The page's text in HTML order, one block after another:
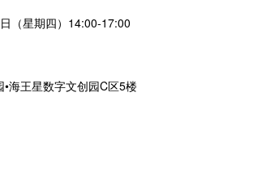
（星期四）14:00-17:00
海王星数字文创园C区5楼